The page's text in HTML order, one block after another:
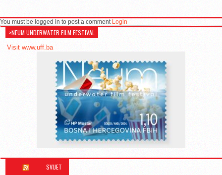
You must be logged in to post a comment Login
>NEUM UNDERWATER FILM FESTIVAL
Visit www.uff.ba
SVIJET